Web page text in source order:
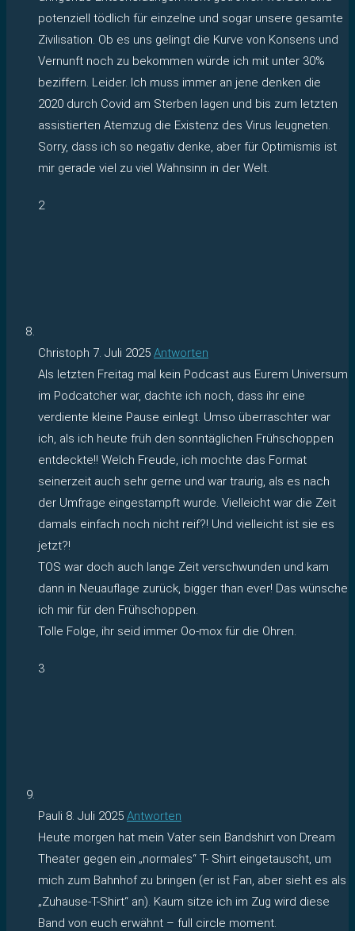
potenziell tödlich für einzelne und sogar unsere gesamte
Zivilisation. Ob es uns gelingt die Kurve von Konsens und
Vernunft noch zu bekommen würde ich mit unter 30%
beziffern. Leider. Ich muss immer an jene denken die
2020 durch Covid am Sterben lagen und bis zum letzten
assistierten Atemzug die Existenz des Virus leugneten.
Sorry, dass ich so negativ denke, aber für Optimismis ist
mir gerade viel zu viel Wahnsinn in der Welt.
2
Christoph 7. Juli 2025 Antworten
Als letzten Freitag mal kein Podcast aus Eurem Universum
im Podcatcher war, dachte ich noch, dass ihr eine
verdiente kleine Pause einlegt. Umso überraschter war
ich, als ich heute früh den sonntäglichen Frühschoppen
entdeckte!! Welch Freude, ich mochte das Format
seinerzeit auch sehr gerne und war traurig, als es nach
der Umfrage eingestampft wurde. Vielleicht war die Zeit
damals einfach noch nicht reif?! Und vielleicht ist sie es
jetzt?!
TOS war doch auch lange Zeit verschwunden und kam
dann in Neuauflage zurück, bigger than ever! Das wünsche
ich mir für den Frühschoppen.
Tolle Folge, ihr seid immer Oo-mox für die Ohren.
3
Pauli 8. Juli 2025 Antworten
Heute morgen hat mein Vater sein Bandshirt von Dream
Theater gegen ein „normales“ T- Shirt eingetauscht, um
mich zum Bahnhof zu bringen (er ist Fan, aber sieht es als
„Zuhause-T-Shirt“ an). Kaum sitze ich im Zug wird diese
Band von euch erwähnt – full circle moment.